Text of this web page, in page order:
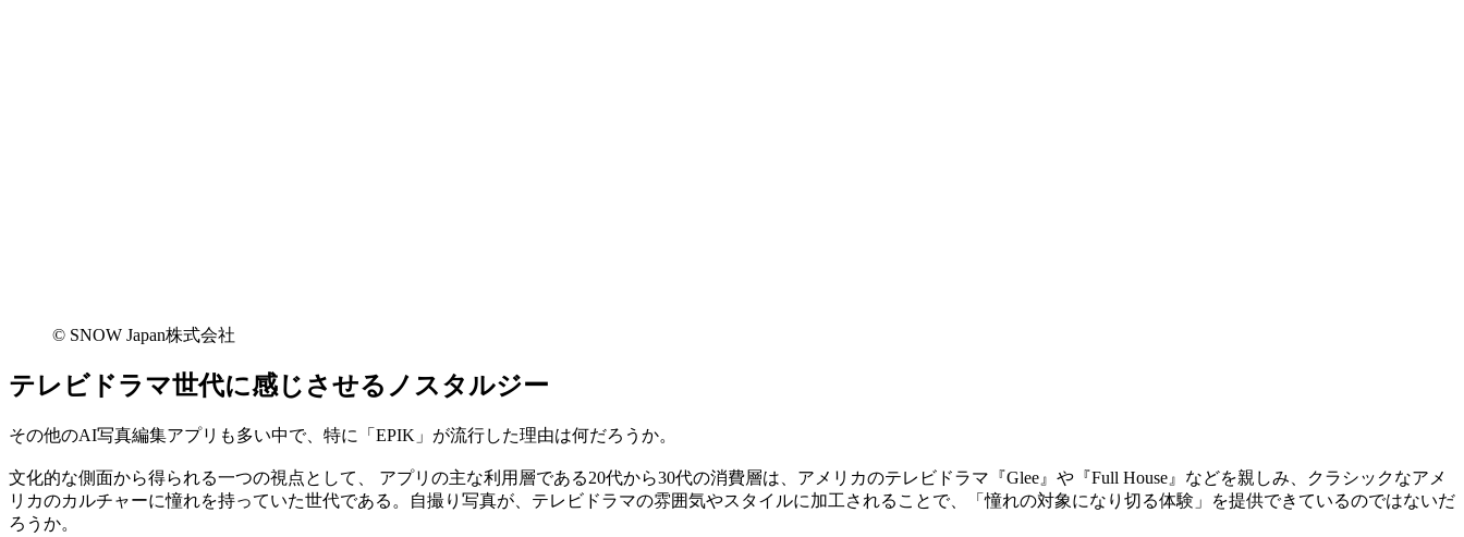
©︎ SNOW Japan株式会社
テレビドラマ世代に感じさせるノスタルジー
その他のAI写真編集アプリも多い中で、特に「EPIK」が流行した理由は何だろうか。
文化的な側面から得られる一つの視点として、 アプリの主な利用層である20代から30代の消費層は、アメリカのテレビドラマ『Glee』や『Full House』などを親しみ、クラシックなアメ
リカのカルチャーに憧れを持っていた世代である。自撮り写真が、テレビドラマの雰囲気やスタイルに加工されることで、「憧れの対象になり切る体験」を提供できているのではないだ
ろうか。